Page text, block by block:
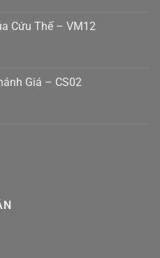
Cứu Thế – VM12
Giá – CS02